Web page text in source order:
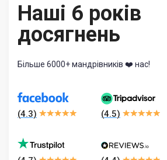
Наші 6 років
досягнень
Більше 6000+ мандрівників ❤️ нас!
(4.3) (4.5)